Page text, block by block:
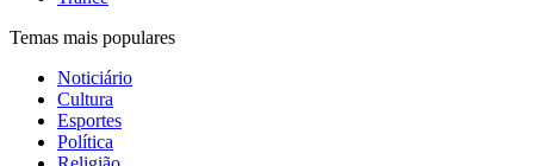
Temas mais populares
Noticiário
Cultura
Esportes
Política